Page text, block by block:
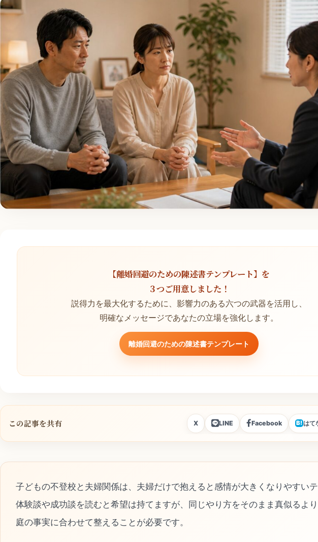
【離婚回避のための陳述書テンプレート】を
３つご用意しました！
説得力を最大化するために、影響力のある六つの武器を活用し、
明確なメッセージであなたの立場を強化します。
離婚回避のための陳述書テンプレート
この記事を共有 X LINE Facebook B!はて
子どもの不登校と夫婦関係は、夫婦だけで抱えると感情が大きくなりやすいテ
体験談や成功談を読むと希望は持てますが、同じやり方をそのまま真似るよ
庭の事実に合わせて整えることが必要です。